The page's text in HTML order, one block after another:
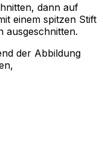
dann auf
einem spitzen Stift
ausgeschnitten.
der Abbildung